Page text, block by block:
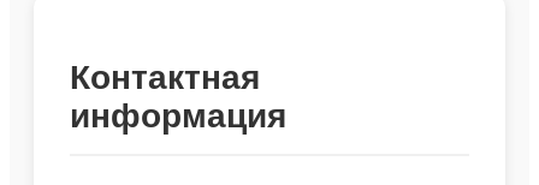
Контактная
информация